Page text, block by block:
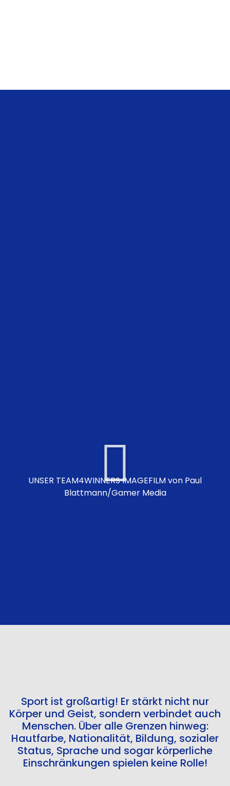
UNSER TEAM4WINNERS IMAGEFILM von Paul
Blattmann/Gamer Media
Sport ist großartig! Er stärkt nicht nur
Körper und Geist, sondern verbindet auch
Menschen. Über alle Grenzen hinweg:
Hautfarbe, Nationalität, Bildung, sozialer
Status, Sprache und sogar körperliche
Einschränkungen spielen keine Rolle!